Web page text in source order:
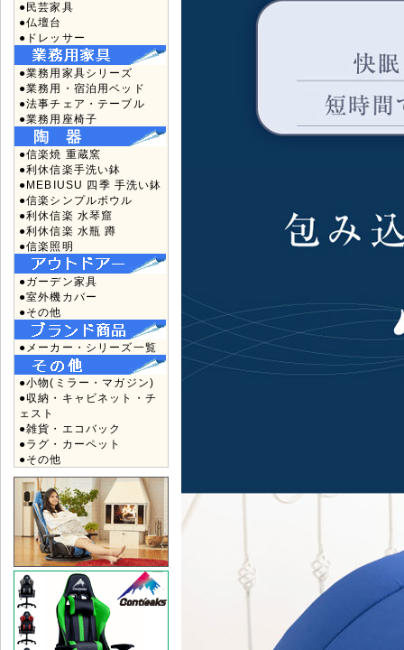
●民芸家具
●仏壇台
●ドレッサー
●業務用家具シリーズ
●業務用・宿泊用ベッド
●法事チェア・テーブル
●業務用座椅子
●信楽焼 重蔵窯
●利休信楽手洗い鉢
●MEBIUSU 四季 手洗い鉢
●信楽シンプルボウル
●利休信楽 水琴窟
●利休信楽 水瓶 蹲
●信楽照明
●ガーデン家具
●室外機カバー
●その他
●メーカー・シリーズ一覧
●小物(ミラー・マガジン)
●収納・キャビネット・チ
ェスト
●雑貨・エコバック
●ラグ・カーペット
●その他